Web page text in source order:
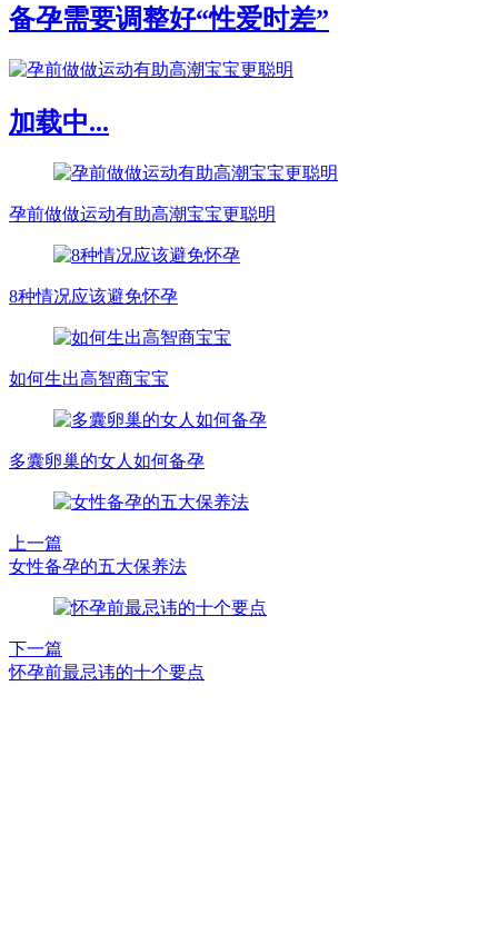
备孕需要调整好“性爱时差”
加载中...
孕前做做运动有助高潮宝宝更聪明
8种情况应该避免怀孕
如何生出高智商宝宝
多囊卵巢的女人如何备孕
上一篇
女性备孕的五大保养法
下一篇
怀孕前最忌讳的十个要点